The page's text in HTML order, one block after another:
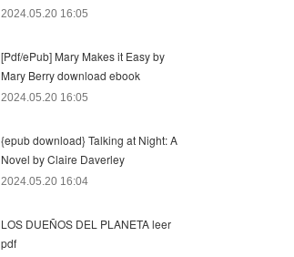
2024.05.20 16:05
[Pdf/ePub] Mary Makes it Easy by
Mary Berry download ebook
2024.05.20 16:05
{epub download} Talking at Night: A
Novel by Claire Daverley
2024.05.20 16:04
LOS DUEÑOS DEL PLANETA leer
pdf